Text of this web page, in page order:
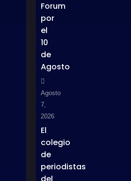
Forum
por
el
10
de
Agosto
Agosto
7,
2026
El
colegio
de
periodistas